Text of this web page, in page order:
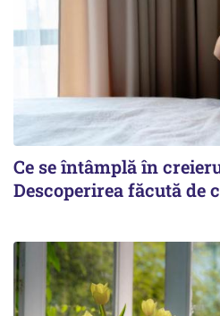
Ce se întâmplă în
Descoperirea făcută de